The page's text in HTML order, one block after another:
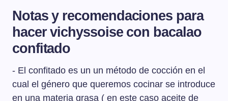
Notas y recomendaciones para
hacer vichyssoise con bacalao
confitado
- El confitado es un un método de cocción en el
cual el género que queremos cocinar se introduce
en una materia grasa ( en este caso aceite de